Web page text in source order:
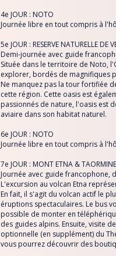
4e JOUR : NOTO
Journée libre en tout compris à
5e JOUR : RESERVE NATURELLE DE
Demi-journée avec guide
Située dans le territoire de Noto,
explorer, bordés de magnifiques
Ne manquez pas la tour fortifiée
cette région. Cette oasis est
passionnés de nature, l'oasis est
aviaire dans son habitat naturel.
6e JOUR : NOTO
Journée libre en tout compris à
7e JOUR : MONT ETNA & TAORMINE
Journée avec guide francophone,
L'excursion au volcan Etna
En fait, il s'agit du volcan actif le
éruptions spectaculaires. Le bus
possible de monter en
des guides alpins. Ensuite, visite
optionnelle (en supplément) du
vous pourrez découvrir des